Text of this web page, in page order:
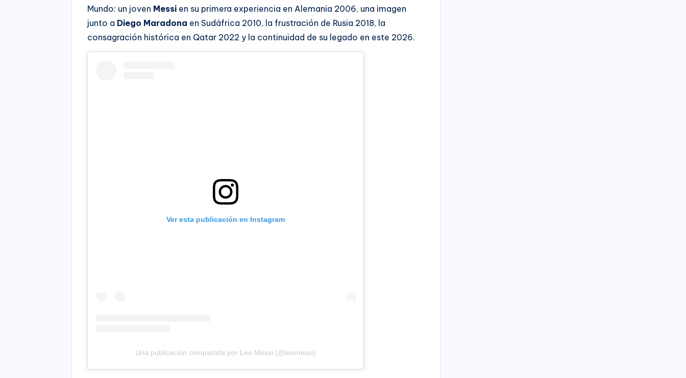
Mundo: un joven Messi en su primera experiencia en Alemania 2006, una imagen
junto a Diego Maradona en Sudáfrica 2010, la frustración de Rusia 2018, la
consagración histórica en Qatar 2022 y la continuidad de su legado en este 2026.
Ver esta publicación en Instagram
Una publicación compartida por Leo Messi (@leomessi)